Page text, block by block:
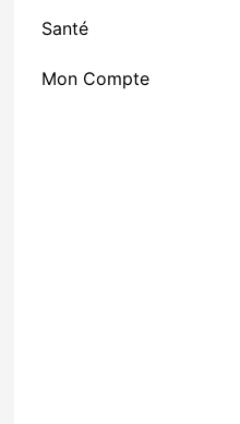
Santé
Mon Compte